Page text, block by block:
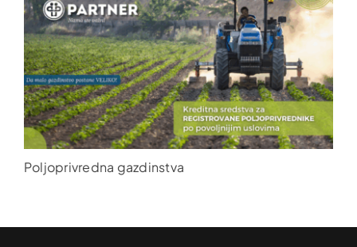
Poljoprivredna gazdinstva